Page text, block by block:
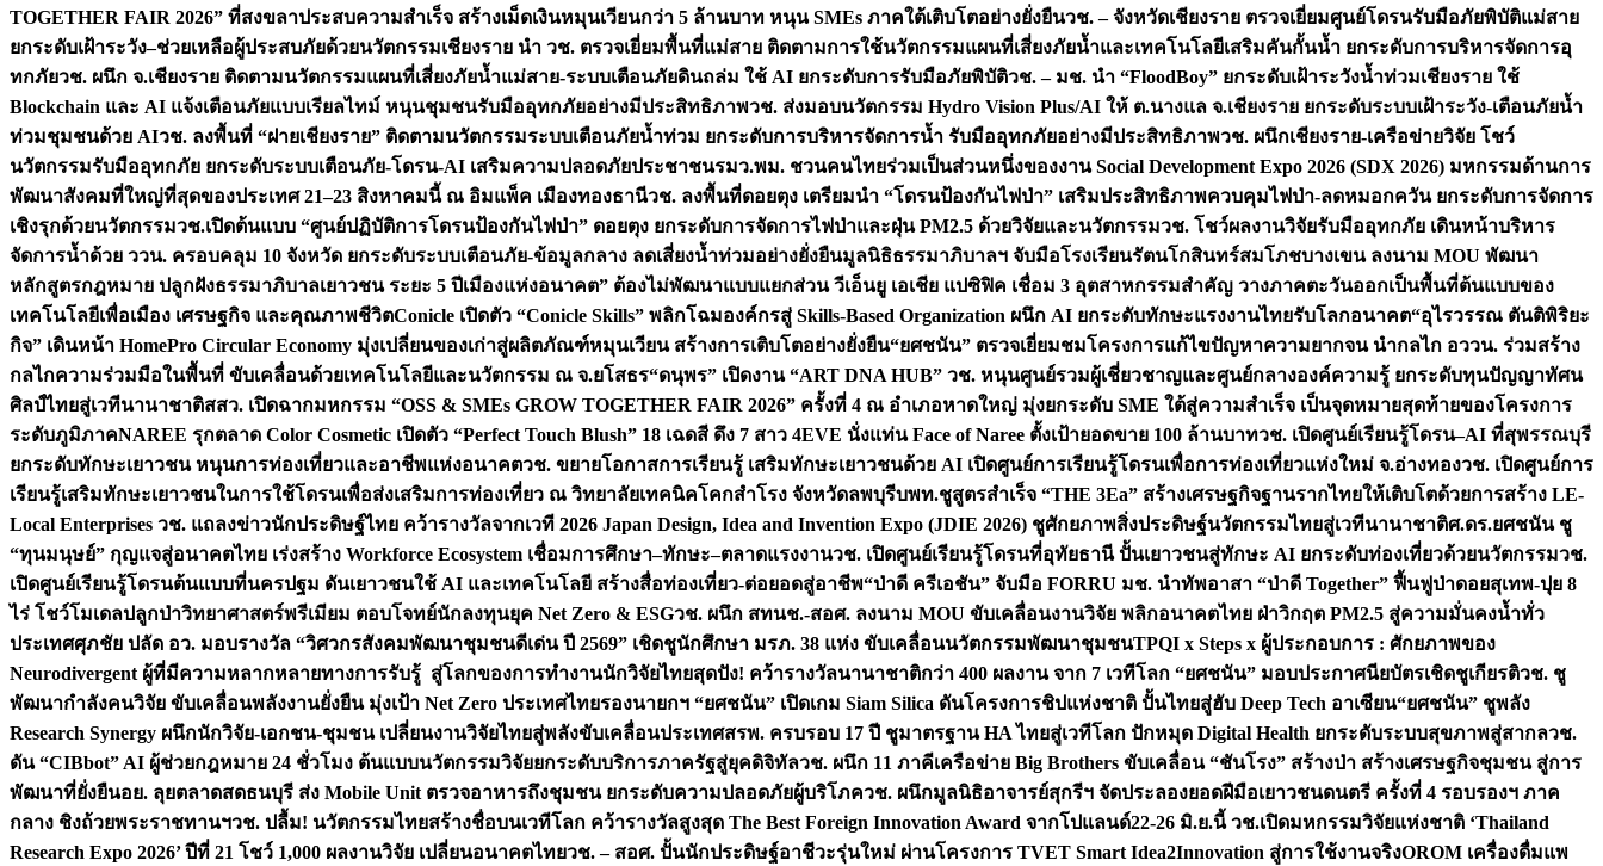
TOGETHER FAIR 2026” ที่สงขลาประสบความสำเร็จ สร้างเม็ดเงินหมุนเวียนกว่า 5 ล้านบาท หนุน SMEs ภาคใต้เติบโตอย่างยั่งยืนวช. – จังหวัดเชียงราย ตรวจเยี่ยมศูนย์โดรนรับมือภัยพิบัติแม่สาย
ยกระดับเฝ้าระวัง–ช่วยเหลือผู้ประสบภัยด้วยนวัตกรรมเชียงราย นำ วช. ตรวจเยี่ยมพื้นที่แม่สาย ติดตามการใช้นวัตกรรมแผนที่เสี่ยงภัยน้ำและเทคโนโลยีเสริมคันกั้นน้ำ ยกระดับการบริหารจัดการอุ
ทกภัยวช. ผนึก จ.เชียงราย ติดตามนวัตกรรมแผนที่เสี่ยงภัยน้ำแม่สาย-ระบบเตือนภัยดินถล่ม ใช้ AI ยกระดับการรับมือภัยพิบัติวช. – มช. นำ “FloodBoy” ยกระดับเฝ้าระวังน้ำท่วมเชียงราย ใช้
Blockchain และ AI แจ้งเตือนภัยแบบเรียลไทม์ หนุนชุมชนรับมืออุทกภัยอย่างมีประสิทธิภาพวช. ส่งมอบนวัตกรรม Hydro Vision Plus/AI ให้ ต.นางแล จ.เชียงราย ยกระดับระบบเฝ้าระวัง-เตือนภัยน้ำ
ท่วมชุมชนด้วย AIวช. ลงพื้นที่ “ฝายเชียงราย” ติดตามนวัตกรรมระบบเตือนภัยน้ำท่วม ยกระดับการบริหารจัดการน้ำ รับมืออุทกภัยอย่างมีประสิทธิภาพวช. ผนึกเชียงราย-เครือข่ายวิจัย โชว์
นวัตกรรมรับมืออุทกภัย ยกระดับระบบเตือนภัย-โดรน-AI เสริมความปลอดภัยประชาชนรมว.พม. ชวนคนไทยร่วมเป็นส่วนหนึ่งของงาน Social Development Expo 2026 (SDX 2026) มหกรรมด้านการ
พัฒนาสังคมที่ใหญ่ที่สุดของประเทศ 21–23 สิงหาคมนี้ ณ อิมแพ็ค เมืองทองธานีวช. ลงพื้นที่ดอยตุง เตรียมนำ “โดรนป้องกันไฟป่า” เสริมประสิทธิภาพควบคุมไฟป่า-ลดหมอกควัน ยกระดับการจัดการ
เชิงรุกด้วยนวัตกรรมวช.เปิดต้นแบบ “ศูนย์ปฏิบัติการโดรนป้องกันไฟป่า” ดอยตุง ยกระดับการจัดการไฟป่าและฝุ่น PM2.5 ด้วยวิจัยและนวัตกรรมวช. โชว์ผลงานวิจัยรับมืออุทกภัย เดินหน้าบริหาร
จัดการน้ำด้วย ววน. ครอบคลุม 10 จังหวัด ยกระดับระบบเตือนภัย-ข้อมูลกลาง ลดเสี่ยงน้ำท่วมอย่างยั่งยืนมูลนิธิธรรมาภิบาลฯ จับมือโรงเรียนรัตนโกสินทร์สมโภชบางเขน ลงนาม MOU พัฒนา
หลักสูตรกฎหมาย ปลูกฝังธรรมาภิบาลเยาวชน ระยะ 5 ปีเมืองแห่งอนาคต” ต้องไม่พัฒนาแบบแยกส่วน วีเอ็นยู เอเชีย แปซิฟิค เชื่อม 3 อุตสาหกรรมสำคัญ วางภาคตะวันออกเป็นพื้นที่ต้นแบบของ
เทคโนโลยีเพื่อเมือง เศรษฐกิจ และคุณภาพชีวิตConicle เปิดตัว “Conicle Skills” พลิกโฉมองค์กรสู่ Skills-Based Organization ผนึก AI ยกระดับทักษะแรงงานไทยรับโลกอนาคต“อุไรวรรณ ตันติพิริยะ
กิจ” เดินหน้า HomePro Circular Economy มุ่งเปลี่ยนของเก่าสู่ผลิตภัณฑ์หมุนเวียน สร้างการเติบโตอย่างยั่งยืน“ยศชนัน” ตรวจเยี่ยมชมโครงการแก้ไขปัญหาความยากจน นำกลไก อววน. ร่วมสร้าง
กลไกความร่วมมือในพื้นที่ ขับเคลื่อนด้วยเทคโนโลยีและนวัตกรรม ณ จ.ยโสธร“ดนุพร” เปิดงาน “ART DNA HUB” วช. หนุนศูนย์รวมผู้เชี่ยวชาญและศูนย์กลางองค์ความรู้ ยกระดับทุนปัญญาทัศน
ศิลป์ไทยสู่เวทีนานาชาติสสว. เปิดฉากมหกรรม “OSS & SMEs GROW TOGETHER FAIR 2026” ครั้งที่ 4 ณ อำเภอหาดใหญ่ มุ่งยกระดับ SME ใต้สู่ความสำเร็จ เป็นจุดหมายสุดท้ายของโครงการ
ระดับภูมิภาคNAREE รุกตลาด Color Cosmetic เปิดตัว “Perfect Touch Blush” 18 เฉดสี ดึง 7 สาว 4EVE นั่งแท่น Face of Naree ตั้งเป้ายอดขาย 100 ล้านบาทวช. เปิดศูนย์เรียนรู้โดรน–AI ที่สุพรรณบุรี
ยกระดับทักษะเยาวชน หนุนการท่องเที่ยวและอาชีพแห่งอนาคตวช. ขยายโอกาสการเรียนรู้ เสริมทักษะเยาวชนด้วย AI เปิดศูนย์การเรียนรู้โดรนเพื่อการท่องเที่ยวแห่งใหม่ จ.อ่างทองวช. เปิดศูนย์การ
เรียนรู้เสริมทักษะเยาวชนในการใช้โดรนเพื่อส่งเสริมการท่องเที่ยว ณ วิทยาลัยเทคนิคโคกสำโรง จังหวัดลพบุรีบพท.ชูสูตรสำเร็จ “THE 3Ea” สร้างเศรษฐกิจฐานรากไทยให้เติบโตด้วยการสร้าง LE-
Local Enterprises วช. แถลงข่าวนักประดิษฐ์ไทย คว้ารางวัลจากเวที 2026 Japan Design, Idea and Invention Expo (JDIE 2026) ชูศักยภาพสิ่งประดิษฐ์นวัตกรรมไทยสู่เวทีนานาชาติศ.ดร.ยศชนัน ชู
“ทุนมนุษย์” กุญแจสู่อนาคตไทย เร่งสร้าง Workforce Ecosystem เชื่อมการศึกษา–ทักษะ–ตลาดแรงงานวช. เปิดศูนย์เรียนรู้โดรนที่อุทัยธานี ปั้นเยาวชนสู่ทักษะ AI ยกระดับท่องเที่ยวด้วยนวัตกรรมวช.
เปิดศูนย์เรียนรู้โดรนต้นแบบที่นครปฐม ดันเยาวชนใช้ AI และเทคโนโลยี สร้างสื่อท่องเที่ยว-ต่อยอดสู่อาชีพ“ป่าดี ครีเอชัน” จับมือ FORRU มช. นำทัพอาสา “ป่าดี Together” ฟื้นฟูป่าดอยสุเทพ-ปุย 8
ไร่ โชว์โมเดลปลูกป่าวิทยาศาสตร์พรีเมียม ตอบโจทย์นักลงทุนยุค Net Zero & ESGวช. ผนึก สทนช.-สอศ. ลงนาม MOU ขับเคลื่อนงานวิจัย พลิกอนาคตไทย ฝ่าวิกฤต PM2.5 สู่ความมั่นคงน้ำทั่ว
ประเทศศุภชัย ปลัด อว. มอบรางวัล “วิศวกรสังคมพัฒนาชุมชนดีเด่น ปี 2569” เชิดชูนักศึกษา มรภ. 38 แห่ง ขับเคลื่อนนวัตกรรมพัฒนาชุมชนTPQI x Steps x ผู้ประกอบการ : ศักยภาพของ
Neurodivergent ผู้ที่มีความหลากหลายทางการรับรู้ สู่โลกของการทำงานนักวิจัยไทยสุดปัง! คว้ารางวัลนานาชาติกว่า 400 ผลงาน จาก 7 เวทีโลก “ยศชนัน” มอบประกาศนียบัตรเชิดชูเกียรติวช. ชู
พัฒนากำลังคนวิจัย ขับเคลื่อนพลังงานยั่งยืน มุ่งเป้า Net Zero ประเทศไทยรองนายกฯ “ยศชนัน” เปิดเกม Siam Silica ดันโครงการชิปแห่งชาติ ปั้นไทยสู่ฮับ Deep Tech อาเซียน“ยศชนัน” ชูพลัง
Research Synergy ผนึกนักวิจัย-เอกชน-ชุมชน เปลี่ยนงานวิจัยไทยสู่พลังขับเคลื่อนประเทศสรพ. ครบรอบ 17 ปี ชูมาตรฐาน HA ไทยสู่เวทีโลก ปักหมุด Digital Health ยกระดับระบบสุขภาพสู่สากลวช.
ดัน “CIBbot” AI ผู้ช่วยกฎหมาย 24 ชั่วโมง ต้นแบบนวัตกรรมวิจัยยกระดับบริการภาครัฐสู่ยุคดิจิทัลวช. ผนึก 11 ภาคีเครือข่าย Big Brothers ขับเคลื่อน “ชันโรง” สร้างป่า สร้างเศรษฐกิจชุมชน สู่การ
พัฒนาที่ยั่งยืนอย. ลุยตลาดสดธนบุรี ส่ง Mobile Unit ตรวจอาหารถึงชุมชน ยกระดับความปลอดภัยผู้บริโภควช. ผนึกมูลนิธิอาจารย์สุกรีฯ จัดประลองยอดฝีมือเยาวชนดนตรี ครั้งที่ 4 รอบรองฯ ภาค
กลาง ชิงถ้วยพระราชทานฯวช. ปลื้ม! นวัตกรรมไทยสร้างชื่อบนเวทีโลก คว้ารางวัลสูงสุด The Best Foreign Innovation Award จากโปแลนด์22-26 มิ.ย.นี้ วช.เปิดมหกรรมวิจัยแห่งชาติ ‘Thailand
Research Expo 2026’ ปีที่ 21 โชว์ 1,000 ผลงานวิจัย เปลี่ยนอนาคตไทยวช. – สอศ. ปั้นนักประดิษฐ์อาชีวะรุ่นใหม่ ผ่านโครงการ TVET Smart Idea2Innovation สู่การใช้งานจริงOROM เครื่องดื่มแพ